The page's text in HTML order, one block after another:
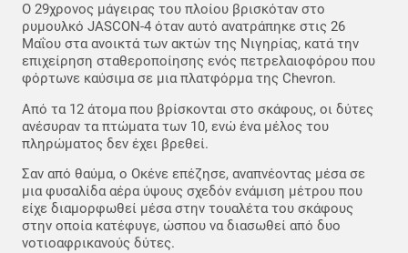
Ο 29χρονος μάγειρας του πλοίου βρισκόταν στο
ρυμουλκό JASCON-4 όταν αυτό ανατράπηκε στις 26
Μαΐου στα ανοικτά των ακτών της Νιγηρίας, κατά την
επιχείρηση σταθεροποίησης ενός πετρελαιοφόρου που
φόρτωνε καύσιμα σε μια πλατφόρμα της Chevron.
Από τα 12 άτομα που βρίσκονται στο σκάφους, οι δύτες
ανέσυραν τα πτώματα των 10, ενώ ένα μέλος του
πληρώματος δεν έχει βρεθεί.
Σαν από θαύμα, ο Οκένε επέζησε, αναπνέοντας μέσα σε
μια φυσαλίδα αέρα ύψους σχεδόν ενάμιση μέτρου που
είχε διαμορφωθεί μέσα στην τουαλέτα του σκάφους
στην οποία κατέφυγε, ώσπου να διασωθεί από δυο
νοτιοαφρικανούς δύτες.